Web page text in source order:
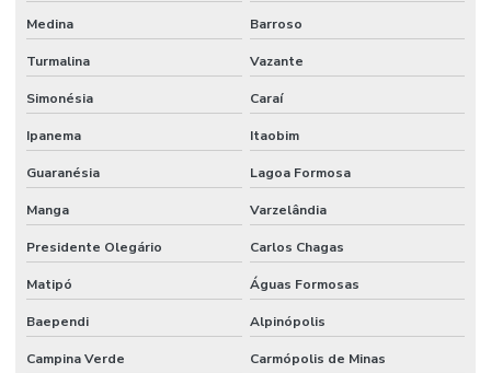
Medina Barroso
Turmalina Vazante
Simonésia Caraí
Ipanema Itaobim
Guaranésia Lagoa Formosa
Manga Varzelândia
Presidente Olegário Carlos Chagas
Matipó Águas Formosas
Baependi Alpinópolis
Campina Verde Carmópolis de Minas